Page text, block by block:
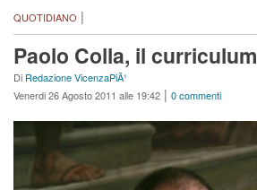
QUOTIDIANO |
Paolo Colla, il curriculum
Di Redazione VicenzaPiÃ¹
Venerdi 26 Agosto 2011 alle 19:42 | 0 commenti